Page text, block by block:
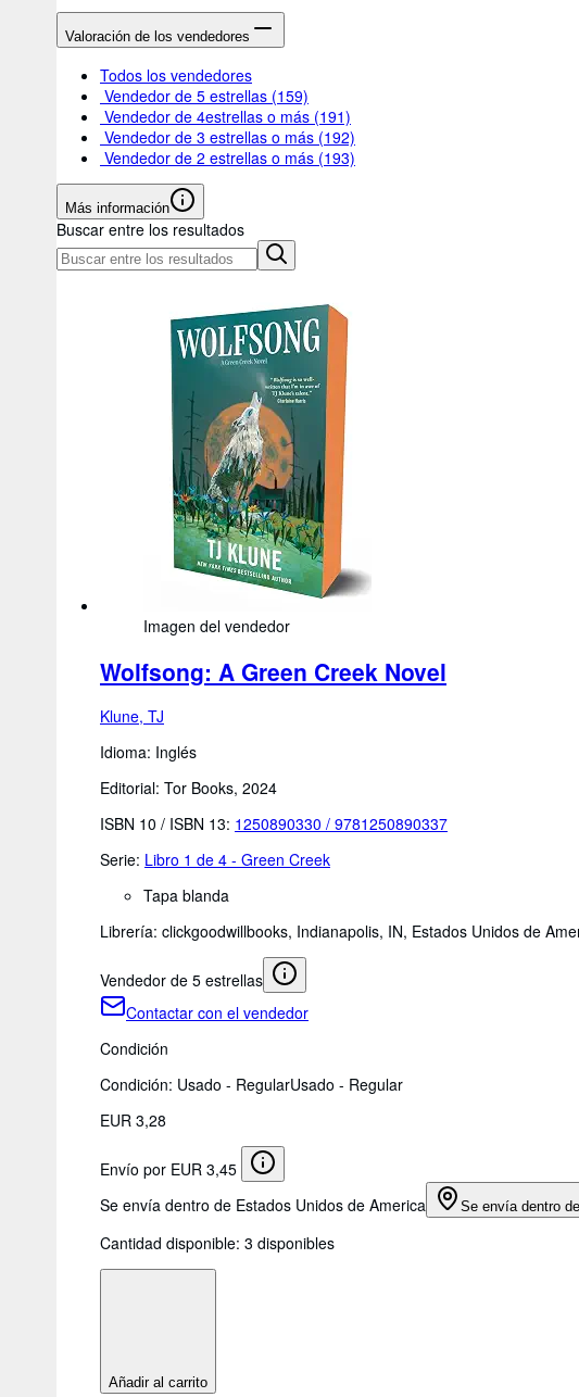
Valoración de los vendedores
Todos los vendedores
Vendedor de 5 estrellas (159)
Vendedor de 4estrellas o más (191)
Vendedor de 3 estrellas o más (192)
Vendedor de 2 estrellas o más (193)
Más información
Buscar entre los resultados
Imagen del vendedor
Wolfsong: A Green Creek Novel
Klune, TJ
Idioma: Inglés
Editorial: Tor Books, 2024
ISBN 10 / ISBN 13: 1250890330 / 9781250890337
Serie: Libro 1 de 4 - Green Creek
Tapa blanda
Librería: clickgoodwillbooks, Indianapolis, IN, Estados Unidos de
Vendedor de 5 estrellas
Contactar con el vendedor
Condición
Condición: Usado - RegularUsado - Regular
EUR 3,28
Envío por EUR 3,45
Se envía dentro de Estados Unidos de America
Se envía dentro
Cantidad disponible: 3 disponibles
Añadir al carrito